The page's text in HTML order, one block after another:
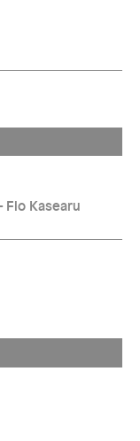
Flo Kasearu